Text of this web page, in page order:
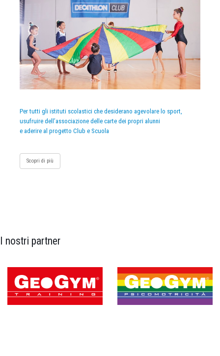
Per tutti gli istituti scolastici che desiderano agevolare lo sport,
usufruire dell’associazione delle carte dei propri alunni
e aderire al progetto Club e Scuola
Scopri di più
I nostri partner